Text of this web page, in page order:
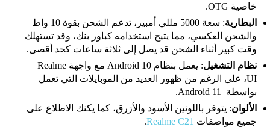
خاصية OTG.
البطارية
: سعة 5000 مللي أمبير، تدعم الشحن بقوة 10 واط
والشحن العكسي، مما يتيح استخدامه كباور بنك، وقد تستهلك
وقت كبير أثناء الشحن قد يصل إلى ثلاثة ساعات كحد أقصى.
نظام التشغيل
: يعمل بنظام Android 10 مع واجهة Realme
UI، على الرغم من ظهور العديد من الموبايلات التي تعمل
بواسطة Android 11.
الألوان: يتوفر باللونين الأسود والأزرق، كما يكنك الاطلاع على
جميع مواصفات Realme C21
.